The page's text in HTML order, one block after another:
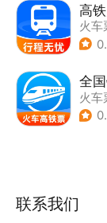
高
火车
全
火车
联系我们